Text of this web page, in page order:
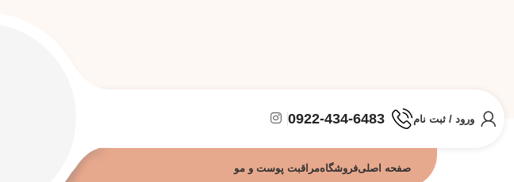
ورود / ثبت نام 0922-434-6483
صفحه اصلیفروشگاهمراقبت پوست و مو